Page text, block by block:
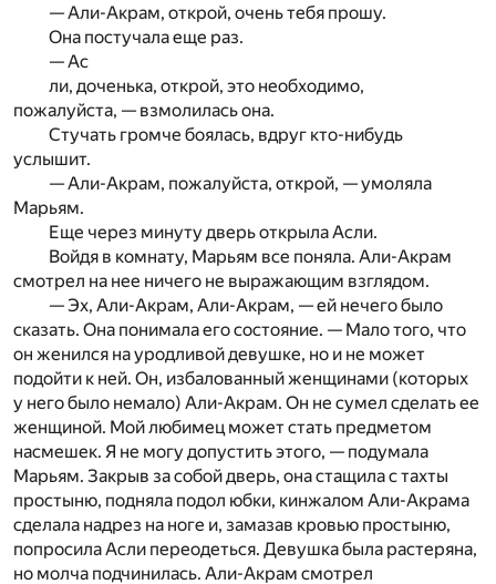
— Али-Акрам, открой, очень тебя прошу.
Она постучала еще раз.
— Ас
ли, доченька, открой, это необходимо,
пожалуйста, — взмолилась она.
Стучать громче боялась, вдруг кто-нибудь
услышит.
— Али-Акрам, пожалуйста, открой, — умоляла
Марьям.
Еще через минуту дверь открыла Асли.
Войдя в комнату, Марьям все поняла. Али-Акрам
смотрел на нее ничего не выражающим взглядом.
— Эх, Али-Акрам, Али-Акрам, — ей нечего было
сказать. Она понимала его состояние. — Мало того, что
он женился на уродливой девушке, но и не может
подойти к ней. Он, избалованный женщинами (которых
у него было немало) Али-Акрам. Он не сумел сделать ее
женщиной. Мой любимец может стать предметом
насмешек. Я не могу допустить этого, — подумала
Марьям. Закрыв за собой дверь, она стащила с тахты
простыню, подняла подол юбки, кинжалом Али-Акрама
сделала надрез на ноге и, замазав кровью простыню,
попросила Асли переодеться. Девушка была растеряна,
но молча подчинилась. Али-Акрам смотрел